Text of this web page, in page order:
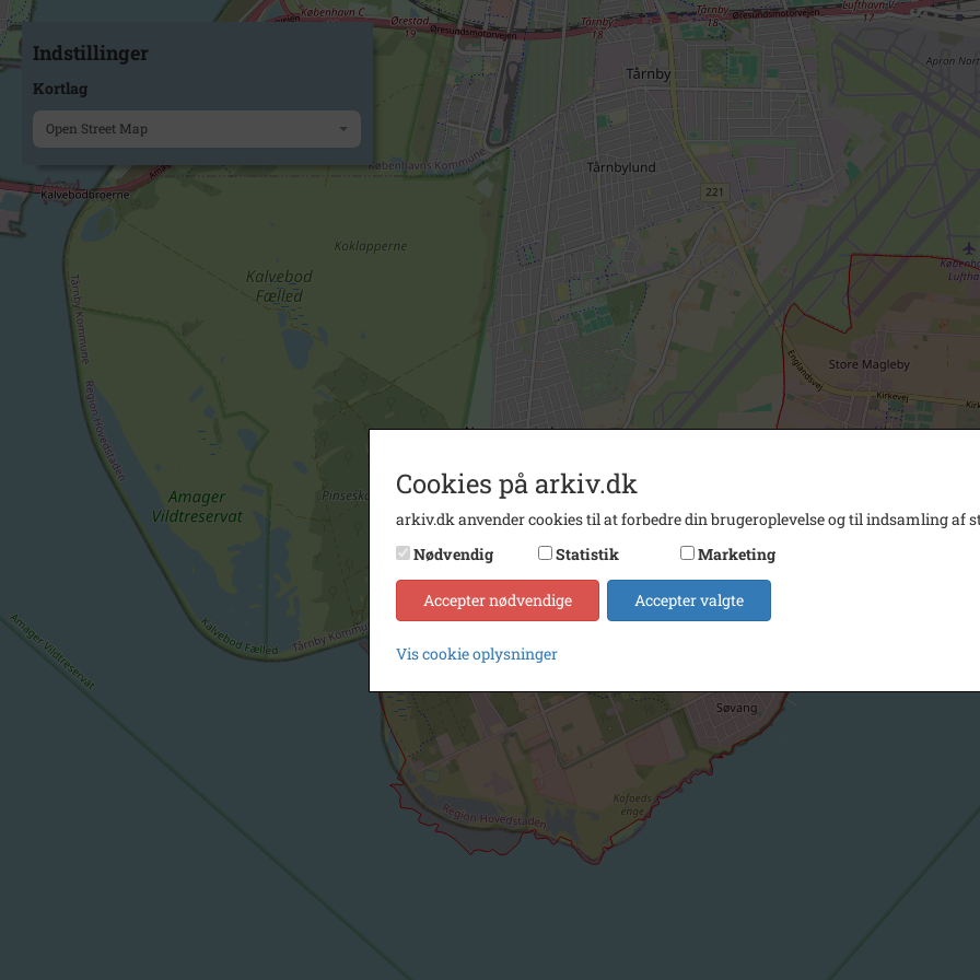
Indstillinger
Kortlag
Open Street Map
Cookies på arkiv.dk
arkiv.dk anvender cookies til at forbedre din brugeroplevelse og til indsamling af
Nødvendig
Statistik Marketing
Accepter nødvendige Accepter valgte
Vis cookie oplysninger